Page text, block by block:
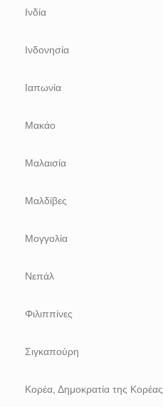
Ινδία
Ινδονησία
Ιαπωνία
Μακάο
Μαλαισία
Μαλδίβες
Μογγολία
Νεπάλ
Φιλιππίνες
Σιγκαπούρη
Κορέα, Δημοκρατία της Κορέας